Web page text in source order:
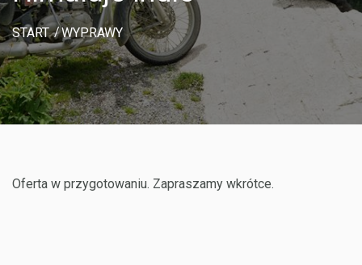
START WYPRAWY
Oferta w przygotowaniu. Zapraszamy wkrótce.